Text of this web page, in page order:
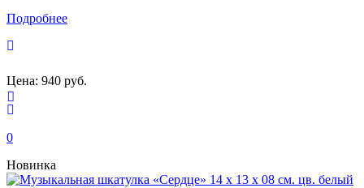
Подробнее
Цена: 940 руб.
0
Новинка